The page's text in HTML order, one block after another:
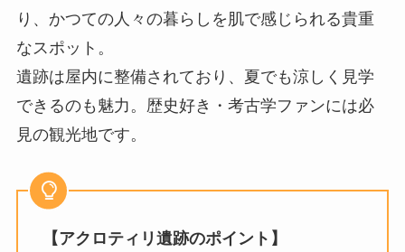
り、かつての人々の暮らしを肌で感じられる貴重
なスポット。
遺跡は屋内に整備されており、夏でも涼しく見学
できるのも魅力。歴史好き・考古学ファンには必
見の観光地です。
【アクロティリ遺跡のポイント】